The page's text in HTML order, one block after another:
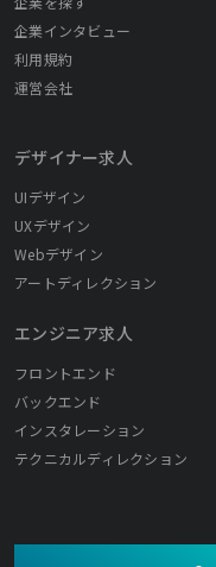
企業インタビュー
利用規約
運営会社
デザイナー求人
UIデザイン
UXデザイン
Webデザイン
アートディレクション
エンジニア求人
フロントエンド
バックエンド
インスタレーション
テクニカルディレクション